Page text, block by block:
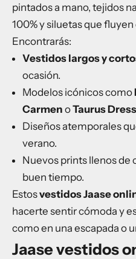
pintados a mano, tejidos
100% y siluetas que
Encontrarás:
Vestidos largosy
ocasión.
Modelos icónicos como
Carmen oTaurus Dress
Diseños atemporales
verano.
Nuevos prints llenos de
buen tiempo.
Estosvestidos Jaase
hacerte sentir cómoda y
como en una escapada o
Jaase vestidos